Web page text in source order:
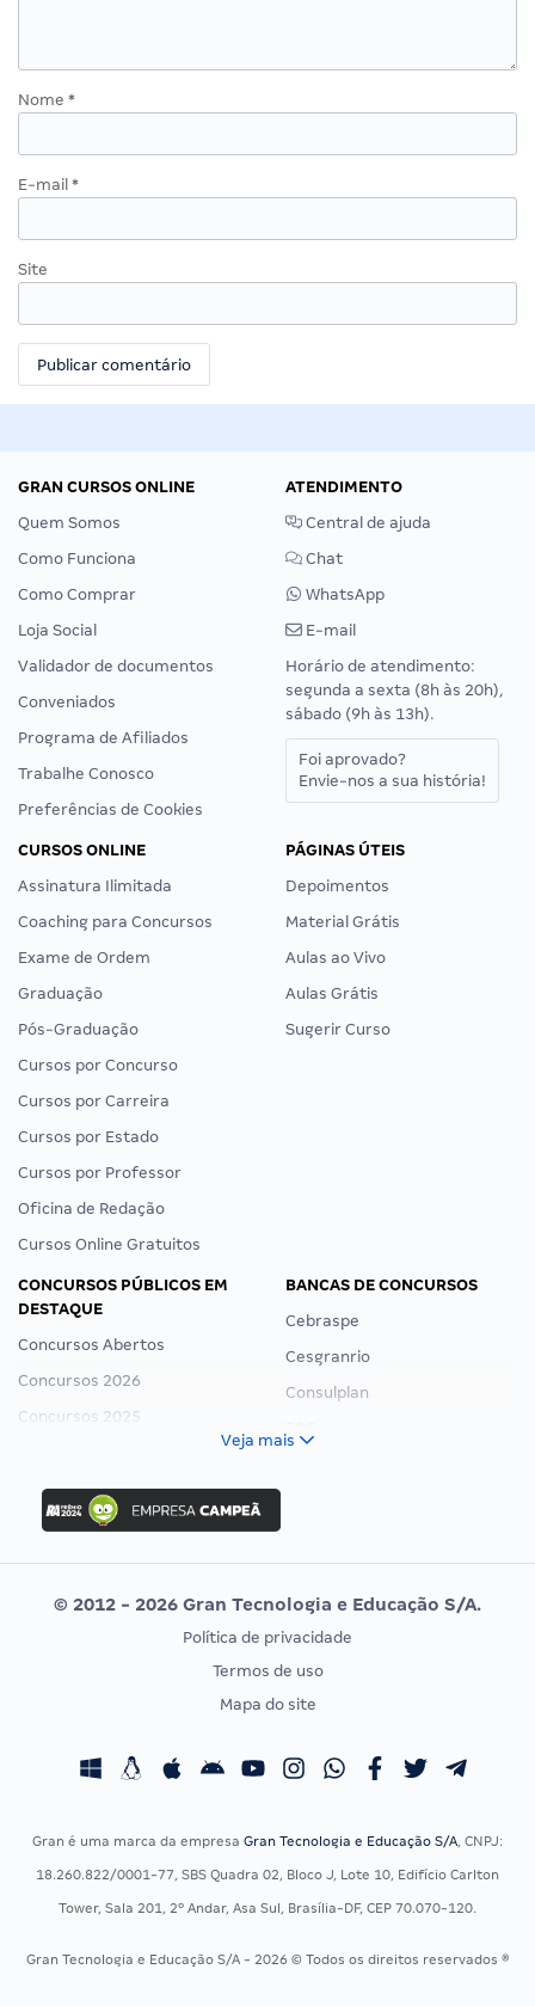
Nome *
E-mail *
Site
GRAN CURSOS ONLINE
Quem Somos
Como Funciona
Como Comprar
Loja Social
Validador de documentos
Conveniados
Programa de Afiliados
Trabalhe Conosco
Preferências de Cookies
ATENDIMENTO
Central de ajuda
Chat
WhatsApp
E-mail
Horário de atendimento:
segunda a sexta (8h às 20h),
sábado (9h às 13h).
Foi aprovado?
Envie-nos a sua história!
CURSOS ONLINE
Assinatura Ilimitada
Coaching para Concursos
Exame de Ordem
Graduação
Pós-Graduação
Cursos por Concurso
Cursos por Carreira
Cursos por Estado
Cursos por Professor
Oficina de Redação
Cursos Online Gratuitos
PÁGINAS ÚTEIS
Depoimentos
Material Grátis
Aulas ao Vivo
Aulas Grátis
Sugerir Curso
CONCURSOS PÚBLICOS EM
DESTAQUE
Concursos Abertos
Concursos 2026
Concursos 2025
Concurso Ibama
Concurso MPU
Editais publicados
BANCAS DE CONCURSOS
Cebraspe
Cesgranrio
Consulplan
Vunesp
CONCURSOS POR PROFISSÃO
Concursos Fiscais
Concursos Saúde
Residência Multiprofissional
EXAME DE ORDEM
Calendário OAB
Veja mais
© 2012 - 2026 Gran Tecnologia e Educação S/A.
Política de privacidade
Termos de uso
Mapa do site
Gran é uma marca da empresa Gran Tecnologia e Educação S/A, CNPJ:
18.260.822/0001-77, SBS Quadra 02, Bloco J, Lote 10, Edifício Carlton
Tower, Sala 201, 2º Andar, Asa Sul, Brasília-DF, CEP 70.070-120.
Gran Tecnologia e Educação S/A - 2026 © Todos os direitos reservados ®